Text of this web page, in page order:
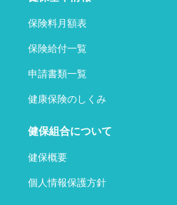
保険料月額表
保険給付一覧
申請書類一覧
健康保険のしくみ
健保組合について
健保概要
個人情報保護方針